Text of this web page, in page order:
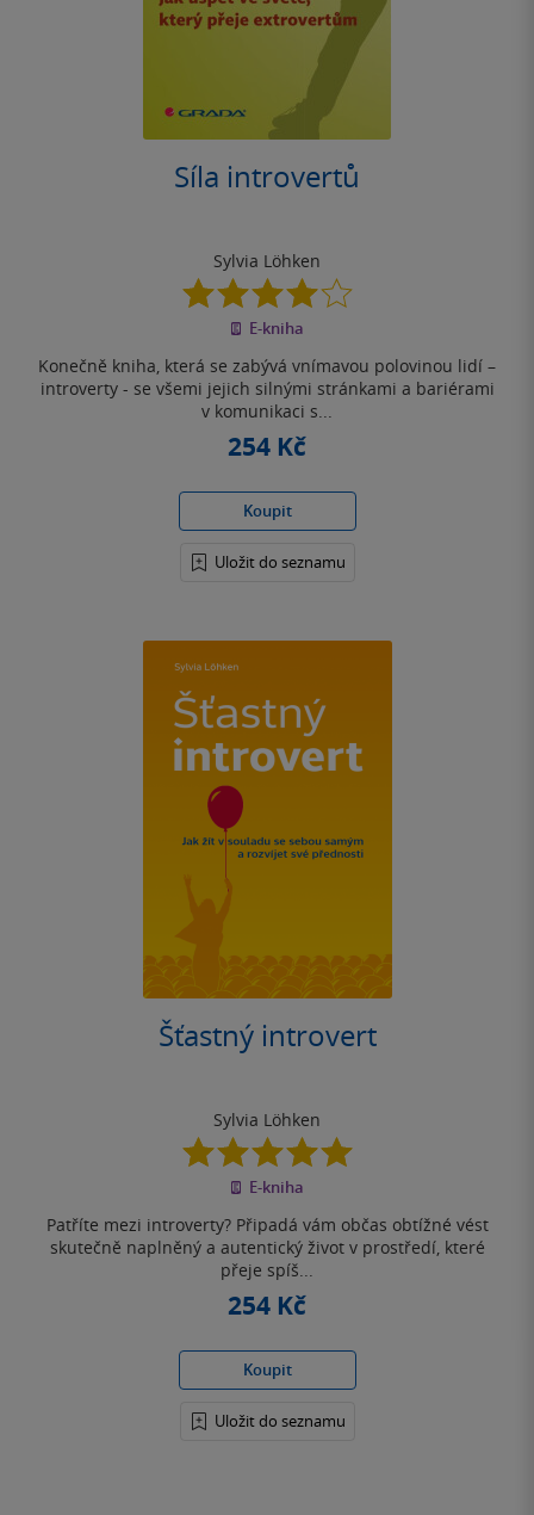
Síla introvertů
Sylvia Löhken
4.0
z
5
E-kniha
Konečně kniha, která se zabývá vnímavou polovinou lidí –
introverty - se všemi jejich silnými stránkami a bariérami
v komunikaci s...
254 Kč
Koupit
Uložit do seznamu
Šťastný introvert
Sylvia Löhken
5.0
z
5
E-kniha
Patříte mezi introverty? Připadá vám občas obtížné vést
skutečně naplněný a autentický život v prostředí, které
přeje spíš...
254 Kč
Koupit
Uložit do seznamu